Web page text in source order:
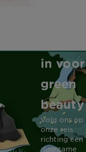
in voor
green
beauty
Volg ons op
onze reis
richting een
duurzame